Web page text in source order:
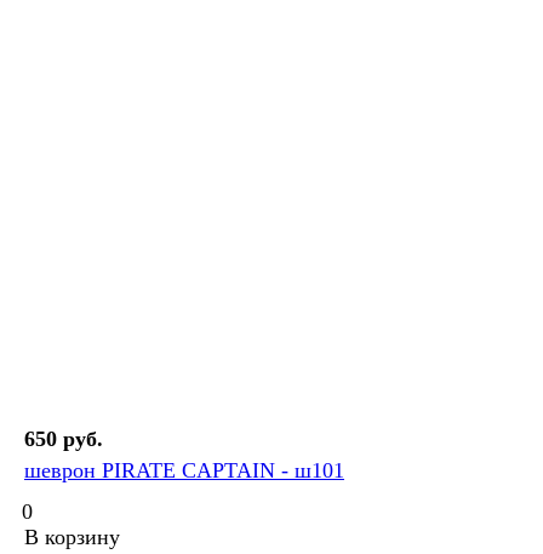
650 руб.
шеврон PIRATE CAPTAIN - ш101
0
В корзину